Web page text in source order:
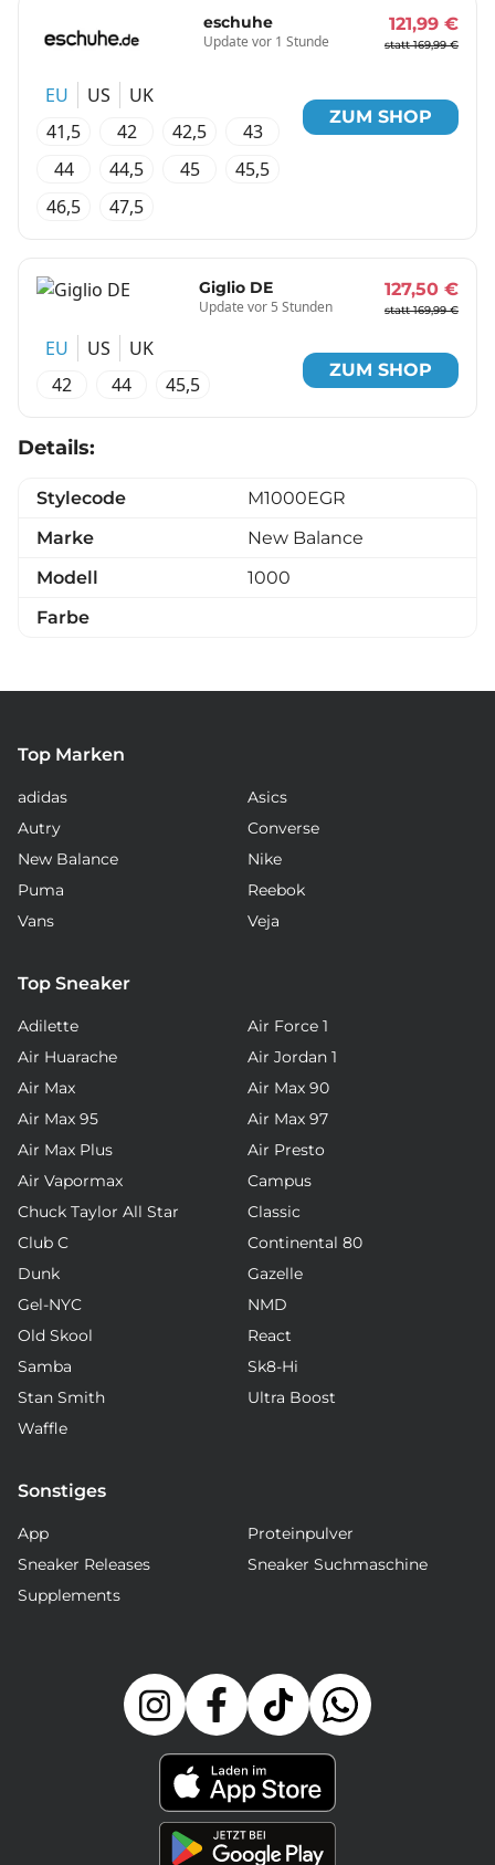
eschuhe
Update vor 1 Stunde
121,99 €
statt 169,99 €
EU US
UK
41,5
42 42,5
43
44
44,5 45
45,5
46,5
47,5
ZUM SHOP
Giglio DE
Update vor 5 Stunden
127,50 €
statt 169,99 €
EU US
UK
42
44 45,5
ZUM SHOP
Details:
Stylecode
M1000EGR
Marke
New Balance
Modell
1000
Farbe
Top Marken
adidas
Asics
Autry
Converse
New Balance
Nike
Puma
Reebok
Vans
Veja
Top Sneaker
Adilette
Air Force 1
Air Huarache
Air Jordan 1
Air Max
Air Max 90
Air Max 95
Air Max 97
Air Max Plus
Air Presto
Air Vapormax
Campus
Chuck Taylor All Star
Classic
Club C
Continental 80
Dunk
Gazelle
Gel-NYC
NMD
Old Skool
React
Samba
Sk8-Hi
Stan Smith
Ultra Boost
Waffle
Sonstiges
App
Proteinpulver
Sneaker Releases
Sneaker Suchmaschine
Supplements